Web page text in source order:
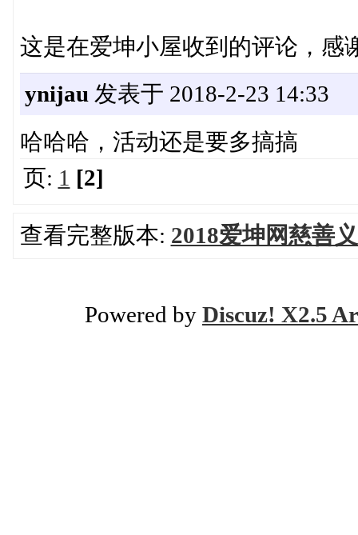
这是在爱坤小屋收到的评论，感
ynijau 发表于 2018-2-23 14:33
哈哈哈，活动还是要多搞搞
页: 1 [2]
查看完整版本: 2018爱坤网慈善
Powered by Discuz! X2.5